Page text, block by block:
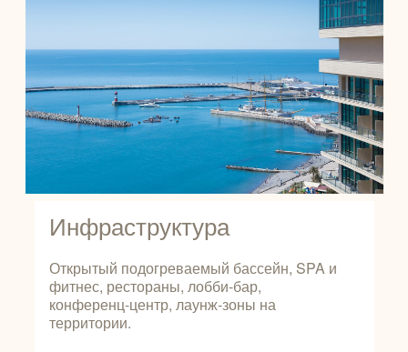
Инфраструктура
Открытый подогреваемый бассейн, SPA и
фитнес, рестораны, лобби‑бар,
конференц‑центр, лаунж‑зоны на
территории.